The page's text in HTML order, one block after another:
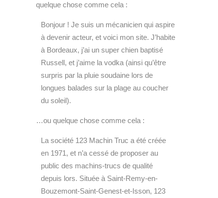
quelque chose comme cela :
Bonjour ! Je suis un mécanicien qui aspire
à devenir acteur, et voici mon site. J’habite
à Bordeaux, j’ai un super chien baptisé
Russell, et j’aime la vodka (ainsi qu’être
surpris par la pluie soudaine lors de
longues balades sur la plage au coucher
du soleil).
…ou quelque chose comme cela :
La société 123 Machin Truc a été créée
en 1971, et n’a cessé de proposer au
public des machins-trucs de qualité
depuis lors. Située à Saint-Remy-en-
Bouzemont-Saint-Genest-et-Isson, 123